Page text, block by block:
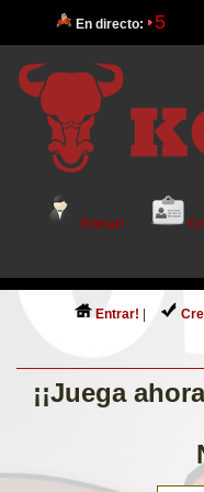
En directo: 5
Entrar!
Entrar!
¡¡Juega